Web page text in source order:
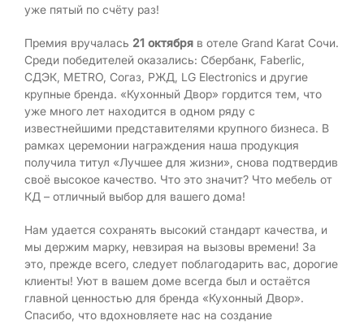
уже пятый по счёту раз!
Премия вручалась 21 октября в отеле Grand Karat Сочи.
Среди победителей оказались: Сбербанк, Faberlic,
СДЭК, METRO, Согаз, РЖД, LG Electronics и другие
крупные бренда. «Кухонный Двор» гордится тем, что
уже много лет находится в одном ряду с
известнейшими представителями крупного бизнеса. В
рамках церемонии награждения наша продукция
получила титул «Лучшее для жизни», снова подтвердив
своё высокое качество. Что это значит? Что мебель от
КД – отличный выбор для вашего дома!
Нам удается сохранять высокий стандарт качества, и
мы держим марку, невзирая на вызовы времени! За
это, прежде всего, следует поблагодарить вас, дорогие
клиенты! Уют в вашем доме всегда был и остаётся
главной ценностью для бренда «Кухонный Двор».
Спасибо, что вдохновляете нас на создание